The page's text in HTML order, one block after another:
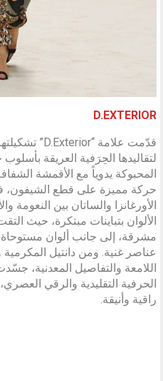
D.EXTERIOR
لتقاليدها الحِرَفية العريقة
المحبوكة يدوياً مع الأقمشة
حركة مميزة على قطع الشيفون،
الأورغانزا والساتان بين النعومة
الألوان بتباينات مبتكرة، حيث
مشرقة، إلى جانب ألوان
عناصر غنية. ومن دانتيل المكرمية
اللامعة والتفاصيل المعدنية،
الحرفية التقليدية والرقي
راقية وأنيقة.